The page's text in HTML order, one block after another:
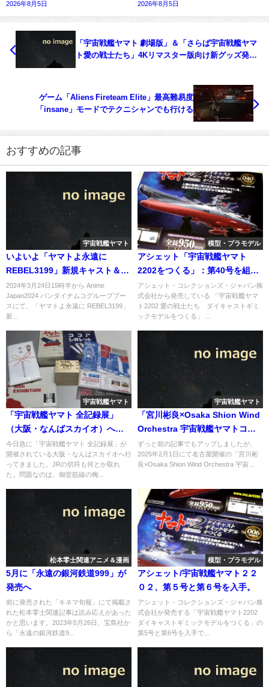
2026年8月5日 2026年8月5日
「宇宙戦艦ヤマト 劇場版」＆「さらば宇宙戦艦ヤマ
ト愛の戦士たち」4Kリマスター版向け新グッズ発表/
ゲーム「Aliens Fireteam Elite」最高難易度
「insane」モードでテクニシャンでも行ける
おすすめの記事
宇宙戦艦ヤマト
いよいよ「ヤマトよ永遠に
REBEL3199」新規キャスト＆キ
ャラクターが明らかに。
2024年3月24日15時半から Anime
Japan2024 バンダイナムコグループブー
スにて、「ヤマトよ永遠に REBEL3199」
新...
模型・プラモデル
アシェット「宇宙戦艦ヤマト
2202をつくる」：第40号を組み
立てる。
アシェット・コレクションズ・ジャパン株
式会社から発売している 「宇宙戦艦ヤマ
ト2202 愛の戦士たち ダイキャストギミ
ックモデルをつくる」 ...
宇宙戦艦ヤマト
「宇宙戦艦ヤマト 全記録展」
（大阪・なんばスカイオ）へ突
入
今日急に「宇宙戦艦ヤマト 全記録展」が
開催されている大阪・なんばスカイオへ行
ってきました。JRの切符も何とか取れ
た。問題なのは、御堂筋線の梅...
宇宙戦艦ヤマト
「宮川彬良×Osaka Shion Wind
Orchestra 宇宙戦艦ヤマトコン
サート」チケット9日より一般販
売開始
ずっと前の記事でもアップしましたが、
2025年2月1日にて名古屋開催の「宮川彬
良×Osaka Shion Wind Orchestra 宇宙...
松本零士関連アニメ＆漫画
5月に「永遠の銀河鉄道999」が
発売へ
前に発売された「キネマ旬報」にて掲載さ
れた松本零士関連記事は読み応えがあった
かと思います。2023年5月26日、宝島社か
ら「永遠の銀河鉄道9...
模型・プラモデル
アシェット/宇宙戦艦ヤマト２２
０２、第５号と第６号を入手。
アシェット・コレクションズ・ジャパン株
式会社が発売する「宇宙戦艦ヤマト2202
ダイキャストギミックモデルをつくる」の
第5号と第6号を入手で...